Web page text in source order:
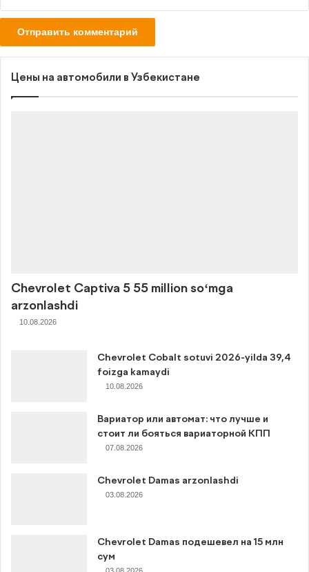
Цены на автомобили в Узбекистане
Chevrolet Captiva 5 55 million soʻmga
arzonlashdi
10.08.2026
Chevrolet Cobalt sotuvi 2026-yilda 39,4
foizga kamaydi
10.08.2026
Вариатор или автомат: что лучше и
стоит ли бояться вариаторной КПП
07.08.2026
Chevrolet Damas arzonlashdi
03.08.2026
Chevrolet Damas подешевел на 15 млн
сум
03.08.2026